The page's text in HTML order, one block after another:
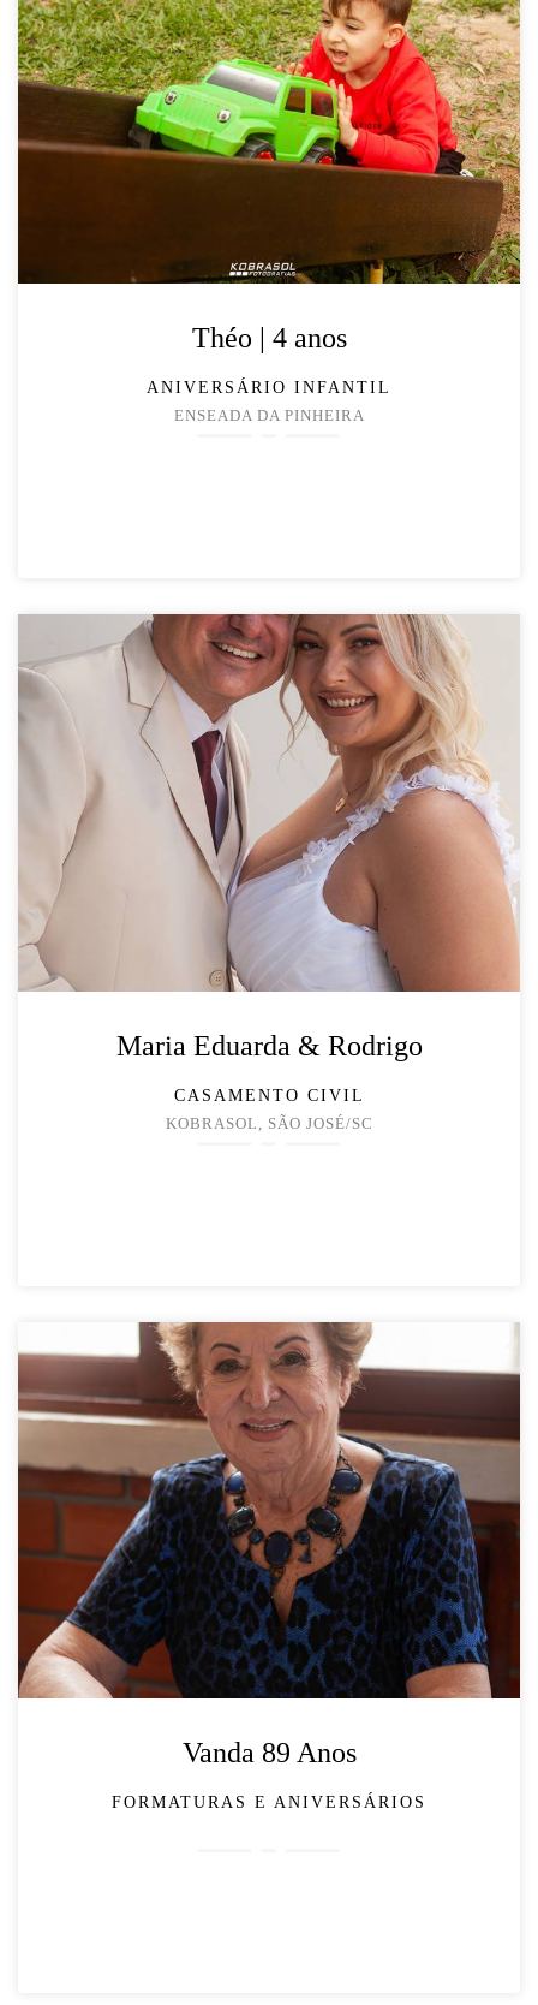
Théo | 4 anos
ANIVERSÁRIO INFANTIL
ENSEADA DA PINHEIRA
Maria Eduarda & Rodrigo
CASAMENTO CIVIL
KOBRASOL, SÃO JOSÉ/SC
Vanda 89 Anos
FORMATURAS E ANIVERSÁRIOS